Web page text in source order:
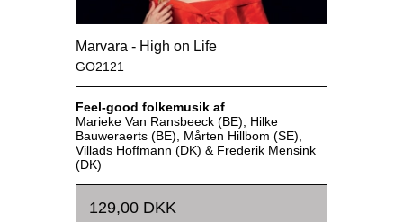
Marvara - High on Life
GO2121
Feel-good folkemusik af
Marieke Van Ransbeeck (BE), Hilke
Bauweraerts (BE), Mårten Hillbom (SE),
Villads Hoffmann (DK) & Frederik Mensink
(DK)
129,00 DKK